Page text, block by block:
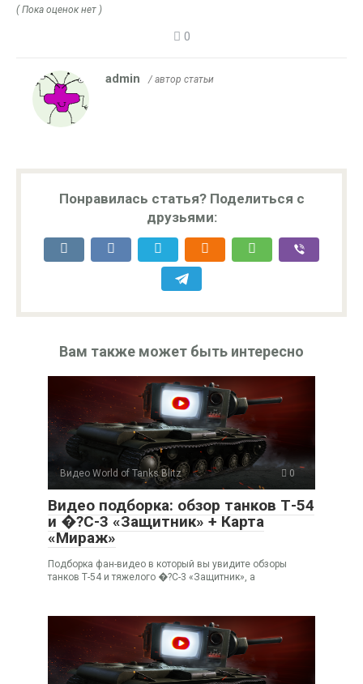
( Пока оценок нет )
0
admin / автор статьи
Понравилась статья? Поделиться с
друзьями:
Вам также может быть интересно
Видео World of Tanks Blitz 0
Видео подборка: обзор танков Т-54
и �?С-3 «Защитник» + Карта
«Мираж»
Подборка фан-видео в который вы увидите обзоры
танков Т-54 и тяжелого �?С-3 «Защитник», а